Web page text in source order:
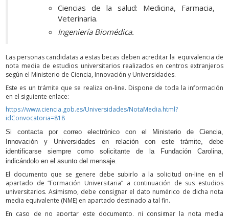
Ciencias de la salud: Medicina, Farmacia,
Veterinaria.
Ingeniería Biomédica.
Las personas candidatas a estas becas deben acreditar la equivalencia de
nota media de estudios universitarios realizados en centros extranjeros
según el Ministerio de Ciencia, Innovación y Universidades.
Este es un trámite que se realiza on-line. Dispone de toda la información
en el siguiente enlace:
https://www.ciencia.gob.es/Universidades/NotaMedia.html?
idConvocatoria=818
Si contacta por correo electrónico con el Ministerio de Ciencia,
Innovación y Universidades en relación con este trámite, debe
identificarse siempre como solicitante de la Fundación Carolina,
indicándolo en el asunto del mensaje.
El documento que se genere debe subirlo a la solicitud on-line en el
apartado de “Formación Universitaria” a continuación de sus estudios
universitarios. Asimismo, debe consignar el dato numérico de dicha nota
media equivalente (NME) en apartado destinado a tal fin.
En caso de no aportar este documento, ni consignar la nota media